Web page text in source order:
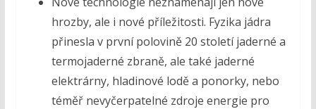
hrozby, ale i nové příležitosti. Fyzika jádra
přinesla v první polovině 20 století jaderné a
termojaderné zbraně, ale také jaderné
elektrárny, hladinové lodě a ponorky, nebo
téměř nevyčerpatelné zdroje energie pro